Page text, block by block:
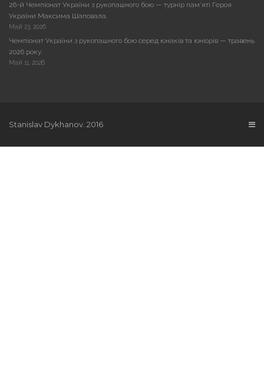
26-й Чемпіонат України з рукопашного бою — турнір пам’яті Героя
України Максима Шаповала.
Май 23, 2026
Чемпіонат України з рукопашного бою серед юнаків та юніорів — травень
2026 року.
Май 11, 2026
Stanislav Dykhanov. 2016